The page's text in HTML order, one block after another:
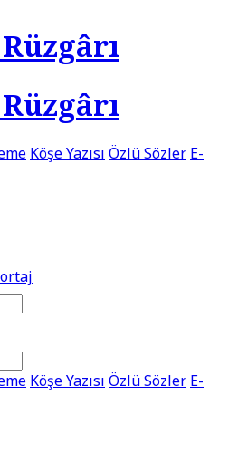
Köşe Yazısı Özlü Sözler E-
Köşe Yazısı Özlü Sözler E-